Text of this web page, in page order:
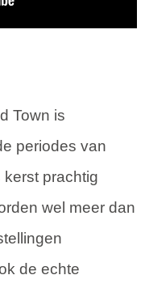
Town is
periodes van
prachtig
wel meer dan
de echte